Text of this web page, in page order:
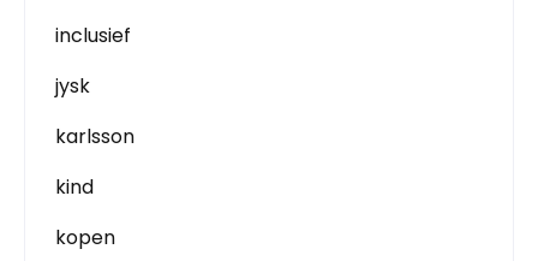
inclusief
jysk
karlsson
kind
kopen